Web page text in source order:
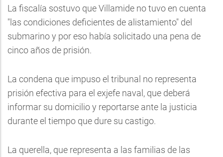
La fiscalía sostuvo que Villamide no tuvo en cuenta
"las condiciones deficientes de alistamiento" del
submarino y por eso había solicitado una pena de
cinco años de prisión.
La condena que impuso el tribunal no representa
prisión efectiva para el exjefe naval, que deberá
informar su domicilio y reportarse ante la justicia
durante el tiempo que dure su castigo.
La querella, que representa a las familias de las